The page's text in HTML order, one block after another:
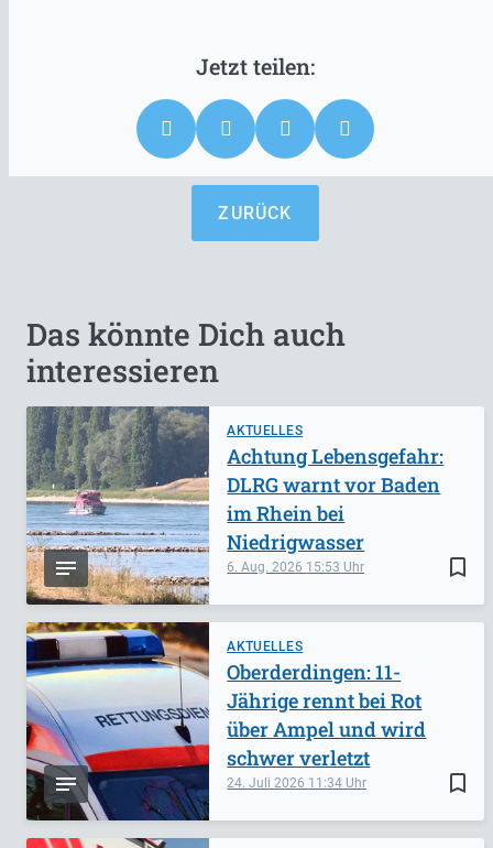
ZURÜCK
Das könnte Dich auch
interessieren
AKTUELLES
bookmark_border
6. Aug. 2026 15:53
Achtung Lebensgefahr:
DLRG warnt vor Baden
im Rhein bei
Niedrigwasser
AKTUELLES
bookmark_border
24. Juli 2026 11:34
Oberderdingen: 11-
Jährige rennt bei Rot
über Ampel und wird
schwer verletzt